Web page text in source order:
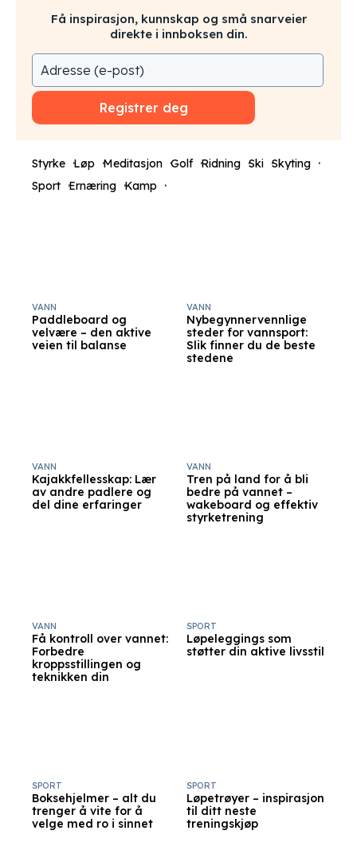
Få inspirasjon, kunnskap og små snarveier
direkte i innboksen din.
Registrer deg
Styrke Løp Meditasjon Golf Ridning Ski Skyting
Sport Ernæring Kamp
Paddleboard og
velvære – den aktive
veien til balanse
VANN
Nybegynnervennlige
steder for vannsport:
Slik finner du de beste
stedene
VANN
Kajakkfellesskap: Lær
av andre padlere og
del dine erfaringer
VANN
Tren på land for å bli
bedre på vannet –
wakeboard og effektiv
styrketrening
VANN
Få kontroll over vannet:
Forbedre
kroppsstillingen og
teknikken din
VANN
Løpeleggings som
støtter din aktive livsstil
SPORT
Boksehjelmer – alt du
trenger å vite for å
velge med ro i sinnet
SPORT
Løpetrøyer – inspirasjon
til ditt neste
treningskjøp
SPORT